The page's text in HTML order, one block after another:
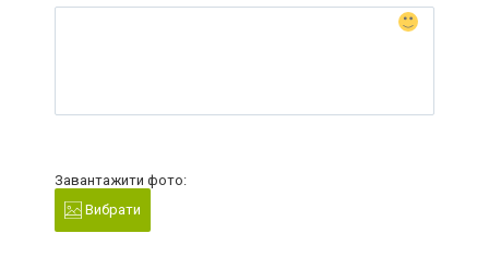
Завантажити фото:
Вибрати